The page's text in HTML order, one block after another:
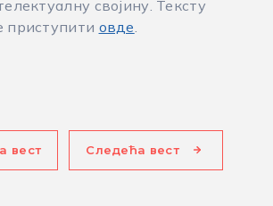
својину. Тексту
приступити овде
вест Следећа вест